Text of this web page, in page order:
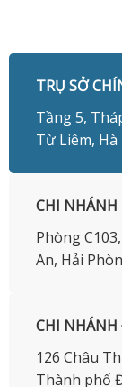
TRỤ SỞ
Tầng 5,
Từ Liêm, Hà
CHI NHÁNH
Phòng
An, Hải
CHI
126 Châu
Thành phố